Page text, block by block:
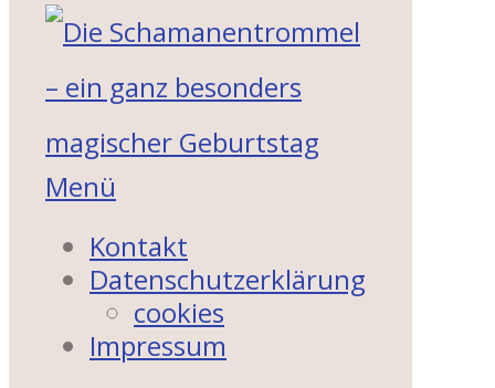
Menü
Kontakt
Datenschutzerklärung
cookies
Impressum